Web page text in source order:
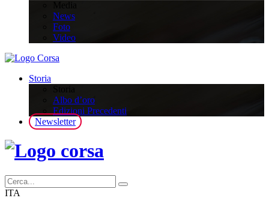
News
Foto
Video
Storia
Albo d’oro
Edizioni Precedenti
Newsletter
ITA